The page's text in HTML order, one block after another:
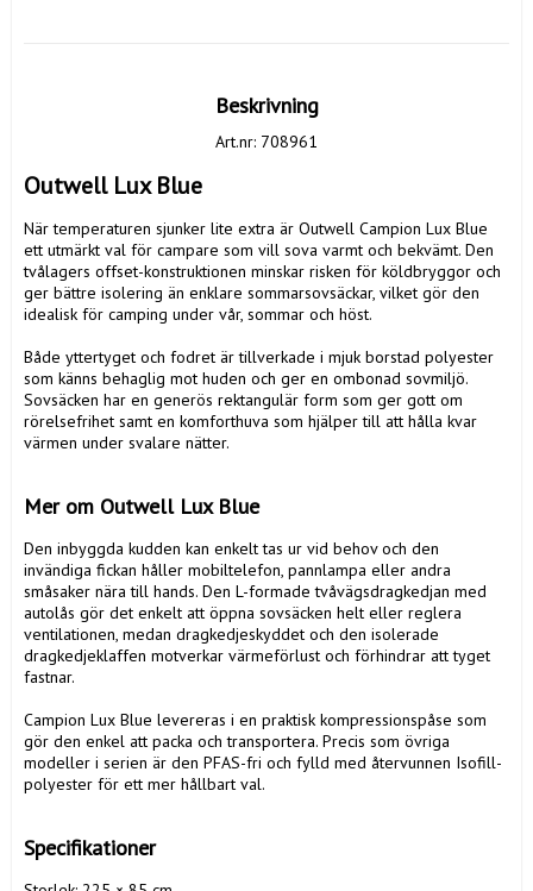
Beskrivning
Art.nr: 708961
Outwell Lux Blue
När temperaturen sjunker lite extra är Outwell Campion Lux Blue
ett utmärkt val för campare som vill sova varmt och bekvämt. Den
tvålagers offset-konstruktionen minskar risken för köldbryggor och
ger bättre isolering än enklare sommarsovsäckar, vilket gör den
idealisk för camping under vår, sommar och höst.
Både yttertyget och fodret är tillverkade i mjuk borstad polyester
som känns behaglig mot huden och ger en ombonad sovmiljö.
Sovsäcken har en generös rektangulär form som ger gott om
rörelsefrihet samt en komforthuva som hjälper till att hålla kvar
värmen under svalare nätter.
Mer om Outwell Lux Blue
Den inbyggda kudden kan enkelt tas ur vid behov och den
invändiga fickan håller mobiltelefon, pannlampa eller andra
småsaker nära till hands. Den L-formade tvåvägsdragkedjan med
autolås gör det enkelt att öppna sovsäcken helt eller reglera
ventilationen, medan dragkedjeskyddet och den isolerade
dragkedjeklaffen motverkar värmeförlust och förhindrar att tyget
fastnar.
Campion Lux Blue levereras i en praktisk kompressionspåse som
gör den enkel att packa och transportera. Precis som övriga
modeller i serien är den PFAS-fri och fylld med återvunnen Isofill-
polyester för ett mer hållbart val.
Specifikationer